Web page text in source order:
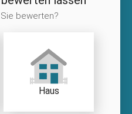
bewerten?
Haus